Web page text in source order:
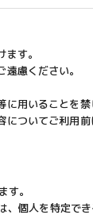
す。
慮ください。
用いることを禁
ついてご利用前
。
個人を特定でき